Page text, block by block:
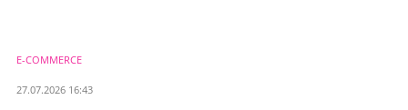
E-COMMERCE
27.07.2026 16:43